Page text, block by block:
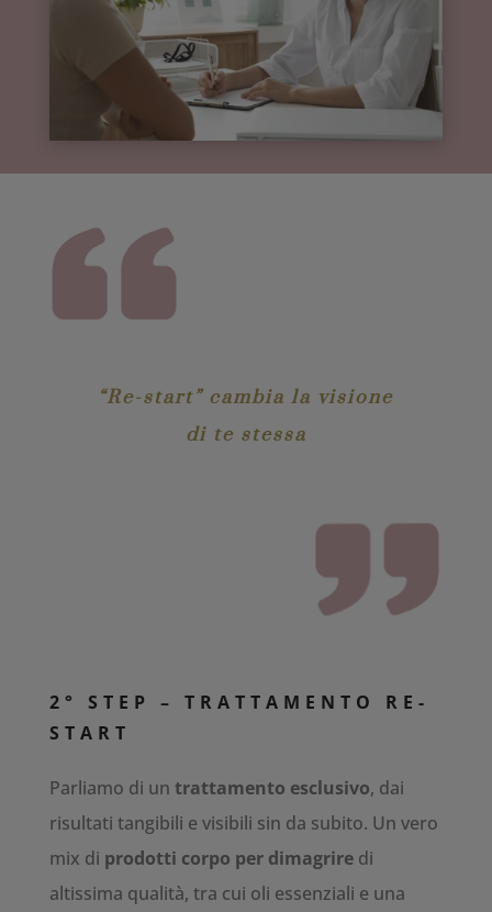
“Re-start” cambia la visione
di te stessa
2° STEP – TRATTAMENTO RE-
START
Parliamo di un trattamento esclusivo, dai
risultati tangibili e visibili sin da subito. Un vero
mix di prodotti corpo per dimagriredi
altissima qualità, tra cui oli essenziali e una